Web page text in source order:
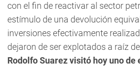
con el fin de reactivar al sector
estímulo de una devolución
inversiones efectivamente
dejaron de ser explotados a raíz
Rodolfo Suarez visitó hoy uno de